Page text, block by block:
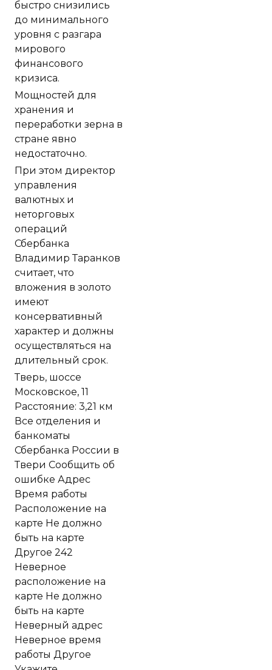
быстро снизились
до минимального
уровня с разгара
мирового
финансового
кризиса.
Мощностей для
хранения и
переработки зерна в
стране явно
недостаточно.
При этом директор
управления
валютных и
неторговых
операций
Сбербанка
Владимир Таранков
считает, что
вложения в золото
имеют
консервативный
характер и должны
осуществляться на
длительный срок.
Тверь, шоссе
Московское, 11
Расстояние: 3,21 км
Все отделения и
банкоматы
Сбербанка России в
Твери Сообщить об
ошибке Адрес
Время работы
Расположение на
карте Не должно
быть на карте
Другое 242
Неверное
расположение на
карте Не должно
быть на карте
Неверный адрес
Неверное время
работы Другое